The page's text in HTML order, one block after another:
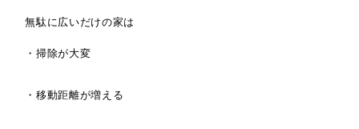
無駄に広いだけの家は
・掃除が大変
・移動距離が増える